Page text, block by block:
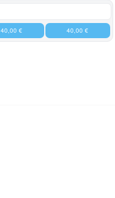
40,00 € 40,00 €